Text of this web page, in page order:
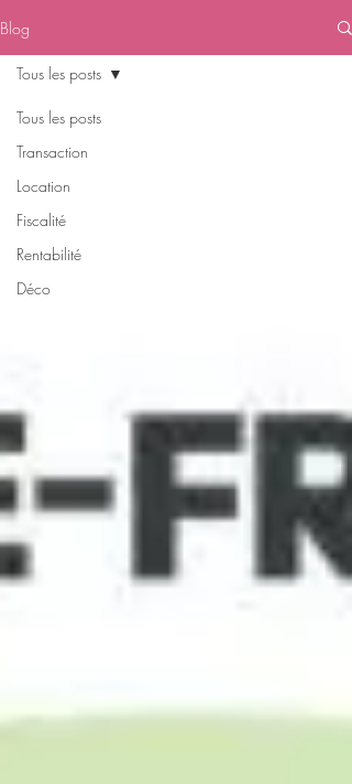
Blog
Tous les posts
Transaction
Location
Fiscalité
Rentabilité
Déco
Tous les posts